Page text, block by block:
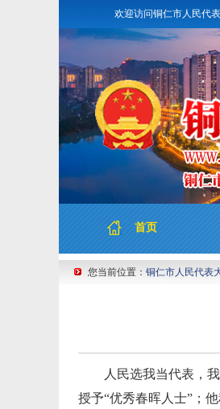
欢迎访问铜仁市人民代
首页
您当前位置： 铜仁市人民代表
人民选我当代表，
授予“优秀春晖人士”；